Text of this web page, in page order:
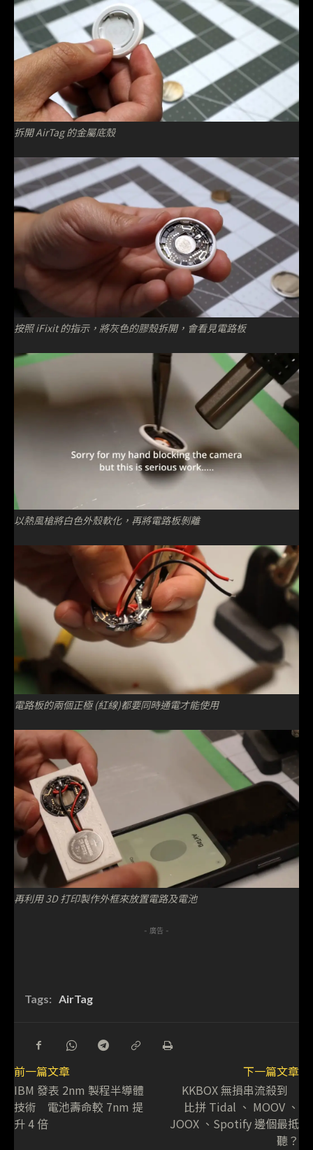
拆開 AirTag 的金屬底殼
按照 iFixit 的指示，將灰色的膠殼拆開，會看見電路板
以熱風槍將白色外殼軟化，再將電路板剝離
電路板的兩個正極 (紅線)都要同時通電才能使用
再利用 3D 打印製作外框來放置電路及電池
- 廣告 -
Tags: AirTag
前一篇文章
IBM 發表 2nm 製程半導體
技術 電池壽命較 7nm 提
升 4 倍
下一篇文章
KKBOX 無損串流殺到
比拼 Tidal 、 MOOV 、
JOOX 、Spotify 邊個最抵
聽？